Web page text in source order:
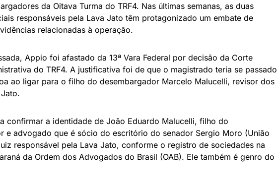
da Oitava Turma do TRF4. Nas últimas semanas, as duas
responsáveis pela Lava Jato têm protagonizado um embate de
relacionadas à operação.
Appio foi afastado da 13ª Vara Federal por decisão da Corte
do TRF4. A justificativa foi de que o magistrado teria se passado
ao ligar para o filho do desembargador Marcelo Malucelli, revisor dos
confirmar a identidade de João Eduardo Malucelli, filho do
e advogado que é sócio do escritório do senador Sergio Moro (União
responsável pela Lava Jato, conforme o registro de sociedades na
da Ordem dos Advogados do Brasil (OAB). Ele também é genro do